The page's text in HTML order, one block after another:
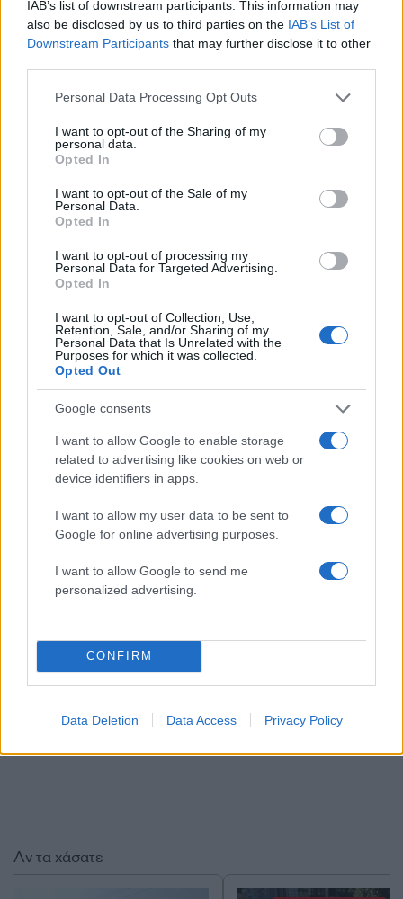
IAB’s list of downstream participants. This information may
also be disclosed by us to third parties on the IAB’s List of
Downstream Participants that may further disclose it to other
Please note that this website/app uses one or more Google
not limited to your visit or usage behaviour. You may click to
grant or deny consent to Google and its third-party tags to
use your data for below specified purposes in below Google
consent section.
Personal Data Processing Opt Outs
I want to opt-out of the Sharing of my
personal data.
Opted In
I want to opt-out of the Sale of my
Personal Data.
Opted In
I want to opt-out of processing my
Personal Data for Targeted Advertising.
Opted In
I want to opt-out of Collection, Use,
Retention, Sale, and/or Sharing of my
Personal Data that Is Unrelated with the
Purposes for which it was collected.
Opted Out
Google consents
I want to allow Google to enable storage
related to advertising like cookies on web or
device identifiers in apps.
I want to allow my user data to be sent to
Google for online advertising purposes.
I want to allow Google to send me
personalized advertising.
CONFIRM
Data Deletion Data Access Privacy Policy
Υπάρχουν επίσης αναφορές ότι αγνοούνται
πολλά παιδιά, μιας και δεκάδες μαθητές κάνουν
posts για φίλους τους.
14 year old boy on BBC saying some of his
classmates are “missing.” Heartbreaking.
#Grenfelltower
2017
Αν τα χάσατε